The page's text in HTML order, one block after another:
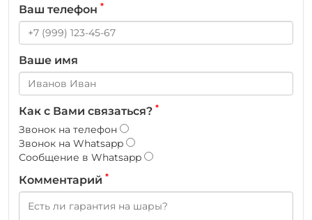
Ваш телефон *
Ваше имя
Как с Вами связаться? *
Звонок на телефон
Звонок на Whatsapp
Сообщение в Whatsapp
Комментарий *